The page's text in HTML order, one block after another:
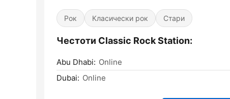
Рок Класически рок Стари
Честоти Classic Rock Station:
Abu Dhabi: Online
Dubai: Online